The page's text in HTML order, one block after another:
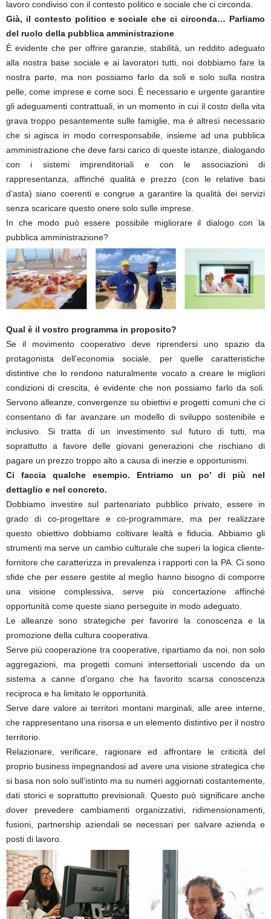
lavoro condiviso con il contesto politico e sociale che ci circonda.
Già, il contesto politico e sociale che ci circonda… Parliamo
del ruolo della pubblica amministrazione
È evidente che per offrire garanzie, stabilità, un reddito adeguato
alla nostra base sociale e ai lavoratori tutti, noi dobbiamo fare la
nostra parte, ma non possiamo farlo da soli e solo sulla nostra
pelle, come imprese e come soci. È necessario e urgente garantire
gli adeguamenti contrattuali, in un momento in cui il costo della vita
grava troppo pesantemente sulle famiglie, ma è altresì necessario
che si agisca in modo corresponsabile, insieme ad una pubblica
amministrazione che deve farsi carico di queste istanze, dialogando
con i sistemi imprenditoriali e con le associazioni di
rappresentanza, affinché qualità e prezzo (con le relative basi
d’asta) siano coerenti e congrue a garantire la qualità dei servizi
senza scaricare questo onere solo sulle imprese.
In che modo può essere possibile migliorare il dialogo con la
pubblica amministrazione?
Qual è il vostro programma in proposito?
Se il movimento cooperativo deve riprendersi uno spazio da
protagonista dell’economia sociale, per quelle caratteristiche
distintive che lo rendono naturalmente vocato a creare le migliori
condizioni di crescita, è evidente che non possiamo farlo da soli.
Servono alleanze, convergenze su obiettivi e progetti comuni che ci
consentano di far avanzare un modello di sviluppo sostenibile e
inclusivo. Si tratta di un investimento sul futuro di tutti, ma
soprattutto a favore delle giovani generazioni che rischiano di
pagare un prezzo troppo alto a causa di inerzie e opportunismi.
Ci faccia qualche esempio. Entriamo un po’ di più nel
dettaglio e nel concreto.
Dobbiamo investire sul partenariato pubblico privato, essere in
grado di co-progettare e co-programmare, ma per realizzare
questo obiettivo dobbiamo coltivare lealtà e fiducia. Abbiamo gli
strumenti ma serve un cambio culturale che superi la logica cliente-
fornitore che caratterizza in prevalenza i rapporti con la PA. Ci sono
sfide che per essere gestite al meglio hanno bisogno di comporre
una visione complessiva, serve più concertazione affinché
opportunità come queste siano perseguite in modo adeguato.
Le alleanze sono strategiche per favorire la conoscenza e la
promozione della cultura cooperativa.
Serve più cooperazione tra cooperative, ripartiamo da noi, non solo
aggregazioni, ma progetti comuni intersettoriali uscendo da un
sistema a canne d’organo che ha favorito scarsa conoscenza
reciproca e ha limitato le opportunità.
Serve dare valore ai territori montani marginali, alle aree interne,
che rappresentano una risorsa e un elemento distintivo per il nostro
territorio.
Relazionare, verificare, ragionare ed affrontare le criticità del
proprio business impegnandosi ad avere una visione strategica che
si basa non solo sull’istinto ma su numeri aggiornati costantemente,
dati storici e soprattutto previsionali. Questo può significare anche
dover prevedere cambiamenti organizzativi, ridimensionamenti,
fusioni, partnership aziendali se necessari per salvare azienda e
posti di lavoro.